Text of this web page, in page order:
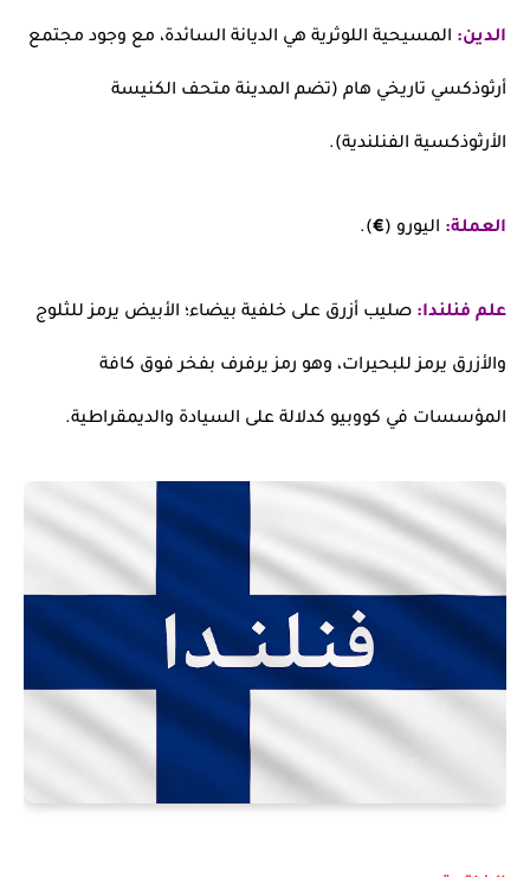
الدين: المسيحية اللوثرية هي الديانة السائدة، مع وجود مجتمع
أرثوذكسي تاريخي هام (تضم المدينة متحف الكنيسة
الأرثوذكسية الفنلندية).
العملة: اليورو (€
).
علم فنلندا: صليب أزرق على خلفية بيضاء؛ الأبيض يرمز للثلوج
والأزرق يرمز للبحيرات، وهو رمز يرفرف بفخر فوق كافة
المؤسسات في كووبيو كدلالة على السيادة والديمقراطية.